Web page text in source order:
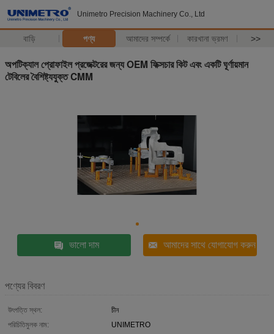
Unimetro Precision Machinery Co., Ltd
বাড়ি পণ্য আমাদের সম্পর্কে কারখানা ভ্রমণ >>
অপটিক্যাল প্রোফাইল প্রজেক্টরের জন্য OEM ফিক্সচার কিট এবং একটি ঘূর্ণায়মান
টেবিলের বৈশিষ্ট্যযুক্ত CMM
ভালো দাম আমাদের সাথে যোগাযোগ করুন
পণ্যের বিবরণ
উৎপত্তি স্থল:
চীন
পরিচিতিমুলক নাম:
UNIMETRO